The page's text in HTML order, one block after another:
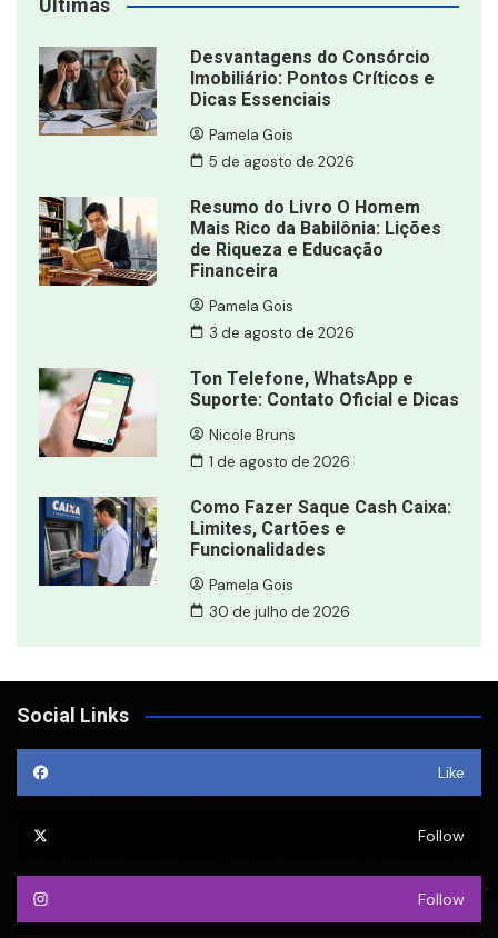
Últimas
Desvantagens do Consórcio
Imobiliário: Pontos Críticos e
Dicas Essenciais
Pamela Gois
5 de agosto de 2026
Resumo do Livro O Homem
Mais Rico da Babilônia: Lições
de Riqueza e Educação
Financeira
Pamela Gois
3 de agosto de 2026
Ton Telefone, WhatsApp e
Suporte: Contato Oficial e Dicas
Nicole Bruns
1 de agosto de 2026
Como Fazer Saque Cash Caixa:
Limites, Cartões e
Funcionalidades
Pamela Gois
30 de julho de 2026
Social Links
Like
Follow
Follow